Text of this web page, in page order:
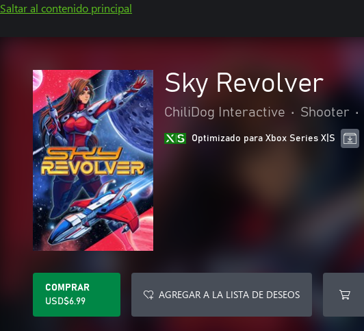
Saltar al contenido principal
Sky Revolver
ChiliDog Interactive • Shooter •
Optimizado para Xbox Series X|S
COMPRAR
USD$6.99
AGREGAR A LA LISTA DE DESEOS